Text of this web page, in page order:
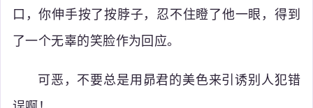
口，你伸手按了按脖子，忍不住瞪了他一眼，得到
了一个无辜的笑脸作为回应。
可恶，不要总是用昴君的美色来引诱别人犯错